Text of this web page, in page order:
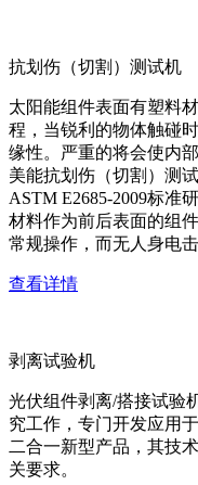
抗划伤（切割）测试机
太阳能组件表面有塑料
程，当锐利的物体触碰
缘性。严重的将会使内
美能抗划伤（切割）测
ASTM E2685-2009标准
材料作为前后表面的组
常规操作，而无人身电击
查看详情
剥离试验机
光伏组件剥离/搭接试验
究工作，专门开发应用
二合一新型产品，其技
关要求。